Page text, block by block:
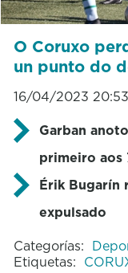
O Coruxo
un punto do
16/04/2023 20:53
Garban
primeiro aos
Érik Bugarín
expulsado
Categorías:
Etiquetas: